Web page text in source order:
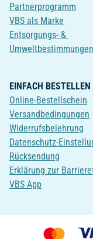
Partnerprogramm
VBS als Marke
Entsorgungs- &
Umweltbestimmungen
EINFACH BESTELLEN
Online-Bestellschein
Versandbedingungen
Widerrufsbelehrung
Datenschutz-
Rücksendung
Erklärung zur
VBS App